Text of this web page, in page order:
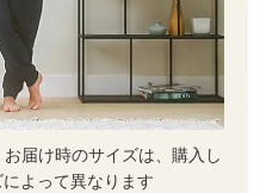
届け時のサイズは、購入し
よって異なります